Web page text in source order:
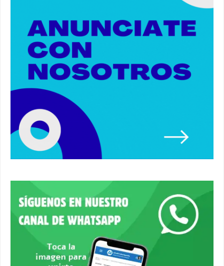
Nueva iluminación del Parque Oromana.
#alcaladeguadaira #luz #iluminacion
00:55
Premio de Medio Ambiente para el CEIP San
Mateo. #alcaladeguadaira #premios #colegio
Paseo de caballos. #alcaladeguadaira #ferias
#caballos
Un autobús ha golpeado a otro en el recinto
ferial. #accidente #alcaladeguadaira #ferias